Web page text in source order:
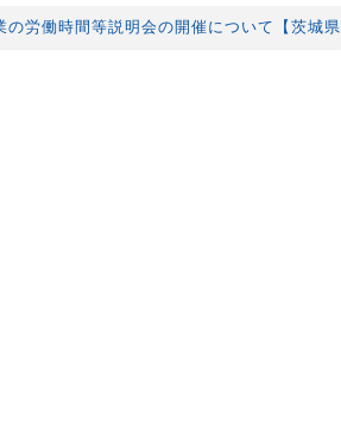
労働時間等説明会の開催について【茨城県